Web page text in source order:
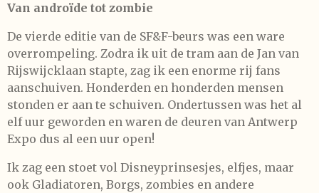
Van androïde tot zombie
De vierde editie van de SF&F-beurs was een ware
overrompeling. Zodra ik uit de tram aan de Jan van
Rijswijcklaan stapte, zag ik een enorme rij fans
aanschuiven. Honderden en honderden mensen
stonden er aan te schuiven. Ondertussen was het al
elf uur geworden en waren de deuren van Antwerp
Expo dus al een uur open!
Ik zag een stoet vol Disneyprinsesjes, elfjes, maar
ook Gladiatoren, Borgs, zombies en andere